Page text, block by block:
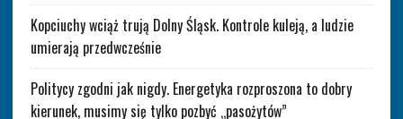
Kopciuchy wciąż trują Dolny Śląsk. Kontrole kuleją, a ludzie
umierają przedwcześnie
Politycy zgodni jak nigdy. Energetyka rozproszona to dobry
kierunek, musimy się tylko pozbyć „pasożytów”